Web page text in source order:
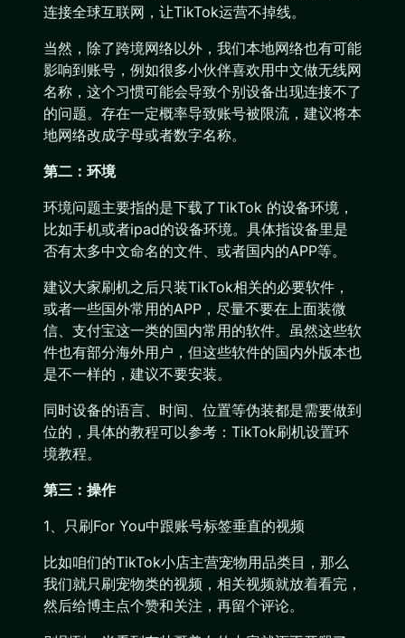
连接全球互联网，让TikTok运营不掉线。
当然，除了跨境网络以外，我们本地网络也有可能
影响到账号，例如很多小伙伴喜欢用中文做无线网
名称，这个习惯可能会导致个别设备出现连接不了
的问题。存在一定概率导致账号被限流，建议将本
地网络改成字母或者数字名称。
第二：环境
环境问题主要指的是下载了TikTok 的设备环境，
比如手机或者ipad的设备环境。具体指设备里是
否有太多中文命名的文件、或者国内的APP等。
建议大家刷机之后只装TikTok相关的必要软件，
或者一些国外常用的APP，尽量不要在上面装微
信、支付宝这一类的国内常用的软件。虽然这些软
件也有部分海外用户，但这些软件的国内外版本也
是不一样的，建议不要安装。
同时设备的语言、时间、位置等伪装都是需要做到
位的，具体的教程可以参考：TikTok刷机设置环
境教程。
第三：操作
1、只刷For You中跟账号标签垂直的视频
比如咱们的TikTok小店主营宠物用品类目，那么
我们就只刷宠物类的视频，相关视频就放着看完，
然后给博主点个赞和关注，再留个评论。